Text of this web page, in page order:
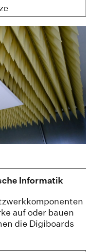
Informatik
auf oder bauen
die Digiboards